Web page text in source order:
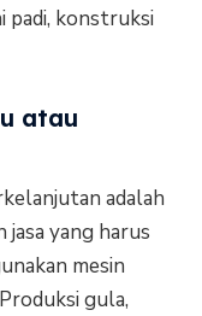
padi, konstruksi
atau
adalah
yang harus
mesin
gula,